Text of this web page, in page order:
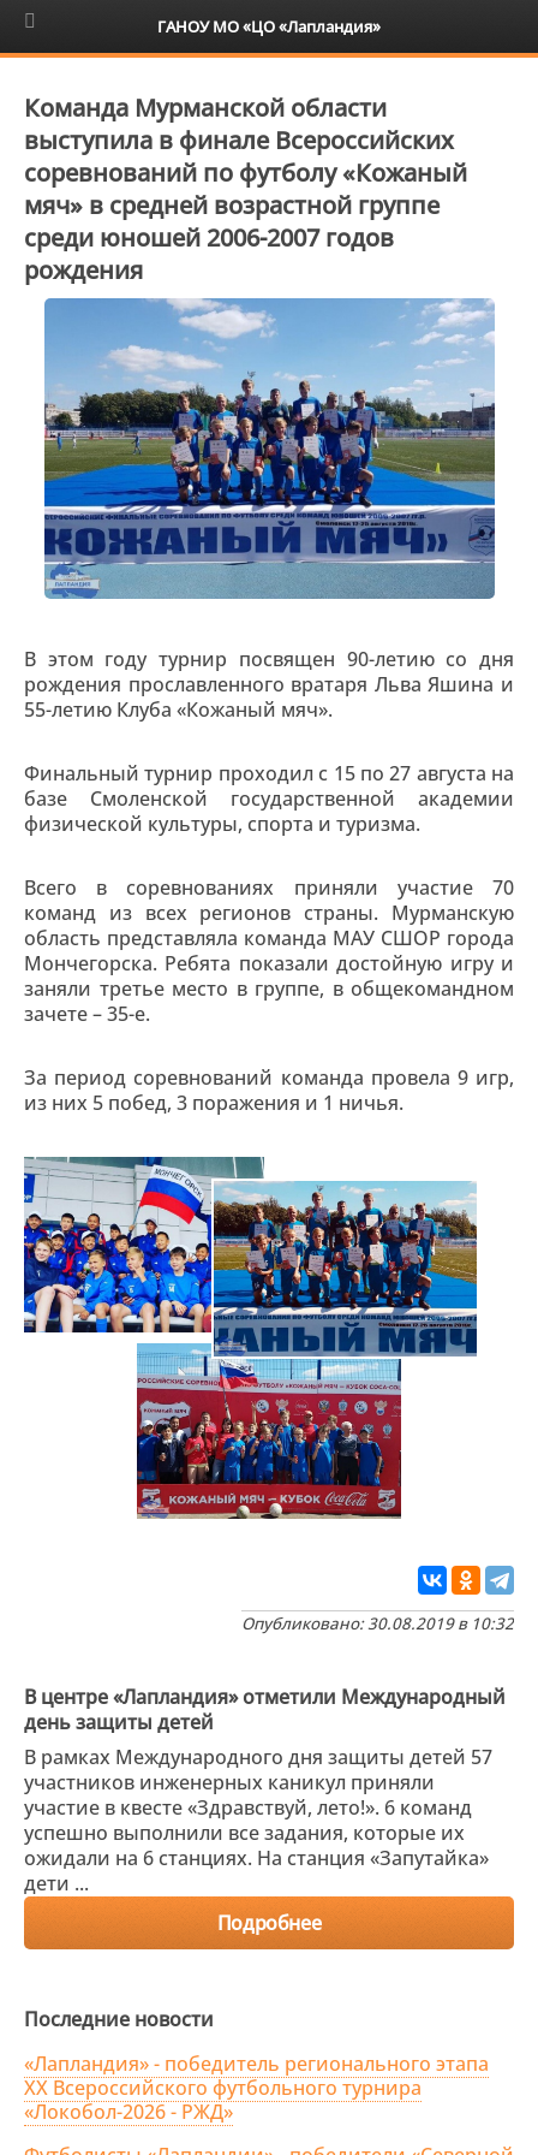
6+
Команда Мурманской области
выступила в финале Всероссийских
соревнований по футболу «Кожаный
мяч» в средней возрастной группе
среди юношей 2006-2007 годов
рождения
В этом году турнир посвящен 90-летию со дня
рождения прославленного вратаря Льва Яшина и
55-летию Клуба «Кожаный мяч».
Финальный турнир проходил с 15 по 27 августа на
базе Смоленской государственной академии
физической культуры, спорта и туризма.
Всего в соревнованиях приняли участие 70
команд из всех регионов страны. Мурманскую
область представляла команда МАУ СШОР города
Мончегорска. Ребята показали достойную игру и
заняли третье место в группе, в общекомандном
зачете – 35-е.
За период соревнований команда провела 9 игр,
из них 5 побед, 3 поражения и 1 ничья.
Опубликовано: 30.08.2019 в 10:32
В центре «Лапландия» отметили Международный
день защиты детей
В рамках Международного дня защиты детей 57
участников инженерных каникул приняли
участие в квесте «Здравствуй, лето!». 6 команд
успешно выполнили все задания, которые их
ожидали на 6 станциях. На станция «Запутайка»
дети ...
Подробнее
Последние новости
«Лапландия» - победитель регионального этапа
XX Всероссийского футбольного турнира
«Локобол-2026 - РЖД»
ГАНОУ МО «ЦО «Лапландия»